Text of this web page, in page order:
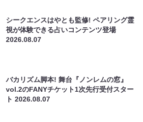
シークエンスはやとも監修! ペアリング霊
視が体験できる占いコンテンツ登場
2026.08.07
バカリズム脚本! 舞台『ノンレムの窓』
vol.2のFANYチケット1次先行受付スター
ト2026.08.07